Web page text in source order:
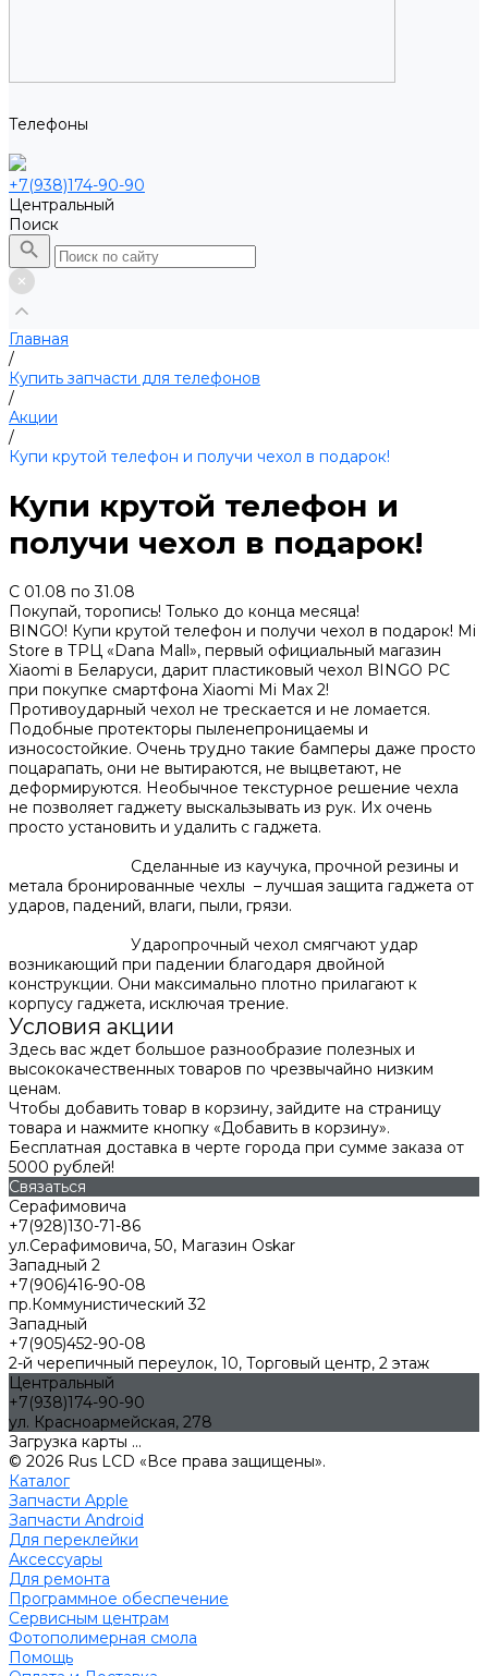
Телефоны
+7(938)174-90-90
Центральный
Поиск
Главная
/
Купить запчасти для телефонов
/
Акции
/
Купи крутой телефон и получи чехол в подарок!
Купи крутой телефон и
получи чехол в подарок!
С 01.08 по 31.08
Покупай, торопись! Только до конца месяца!
BINGO! Купи крутой телефон и получи чехол в подарок! Mi
Store в ТРЦ «Dana Mall», первый официальный магазин
Xiaomi в Беларуси, дарит пластиковый чехол BINGO PC
при покупке смартфона Xiaomi Mi Max 2!
Противоударный чехол не трескается и не ломается.
Подобные протекторы пыленепроницаемы и
износостойкие. Очень трудно такие бамперы даже просто
поцарапать, они не вытираются, не выцветают, не
деформируются. Необычное текстурное решение чехла
не позволяет гаджету выскальзывать из рук. Их очень
просто установить и удалить с гаджета.
Сделанные из каучука, прочной резины и
метала бронированные чехлы – лучшая защита гаджета от
ударов, падений, влаги, пыли, грязи.
Ударопрочный чехол смягчают удар
возникающий при падении благодаря двойной
конструкции. Они максимально плотно прилагают к
корпусу гаджета, исключая трение.
Условия акции
Здесь вас ждет большое разнообразие полезных и
высококачественных товаров по чрезвычайно низким
ценам.
Чтобы добавить товар в корзину, зайдите на страницу
товара и нажмите кнопку «Добавить в корзину».
Бесплатная доставка в черте города при сумме заказа от
5000 рублей!
Связаться
Серафимовича
+7(928)130-71-86
ул.Серафимовича, 50, Магазин Oskar
Западный 2
+7(906)416-90-08
пр.Коммунистический 32
Западный
+7(905)452-90-08
2-й черепичный переулок, 10, Торговый центр, 2 этаж
Центральный
+7(938)174-90-90
ул. Красноармейская, 278
Загрузка карты ...
© 2026 Rus LCD «Все права защищены».
Каталог
Запчасти Apple
Запчасти Android
Для переклейки
Аксессуары
Для ремонта
Программное обеспечение
Сервисным центрам
Фотополимерная смола
Помощь